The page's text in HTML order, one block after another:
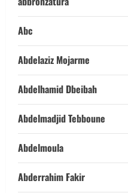
Abc
Abdelaziz Mojarme
Abdelhamid Dbeibah
Abdelmadjid Tebboune
Abdelmoula
Abderrahim Fakir